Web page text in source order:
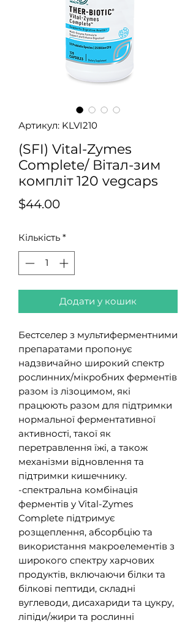
Артикул: KLVI210
(SFI) Vital-Zymes
Complete/ Вітал-зим
компліт 120 vegcaps
$44.00Ціна
Кількість *
Додати у кошик
Бестселер з мультиферментними
препаратами пропонує
надзвичайно широкий спектр
рослинних/мікробних ферментів
разом із лізоцимом, які
працюють разом для підтримки
нормальної ферментативної
активності, такої як
перетравлення їжі, а також
механізми відновлення та
підтримки кишечнику.
-спектральна комбінація
ферментів у Vital-Zymes
Complete підтримує
розщеплення, абсорбцію та
використання макроелементів з
широкого спектру харчових
продуктів, включаючи білки та
білкові пептиди, складні
вуглеводи, дисахариди та цукру,
ліпіди/жири та рослинні